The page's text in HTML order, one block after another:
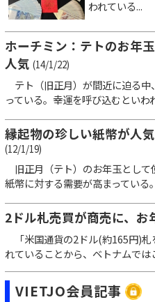
われている...
ホーチミン：テトのお年
人気 (14/1/22)
テト（旧正月）が間近に迫る中
っている。幸運を呼び込むといわ
縁起物の珍しい紙幣が人
(12/1/19)
旧正月（テト）のお年玉として
紙幣に対する需要が高まっている
2ドル札売買が商売に、お
「米国通貨の2ドル(約165円)札
れていることから、ベトナムでは
VIETJO会員記事